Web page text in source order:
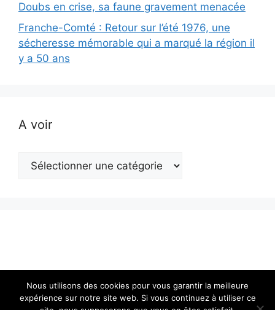
Doubs en crise, sa faune gravement menacée
Franche-Comté : Retour sur l’été 1976, une
sécheresse mémorable qui a marqué la région il
y a 50 ans
A voir
voir
Nous utilisons des cookies pour vous garantir la meilleure
expérience sur notre site web. Si vous continuez à utiliser ce